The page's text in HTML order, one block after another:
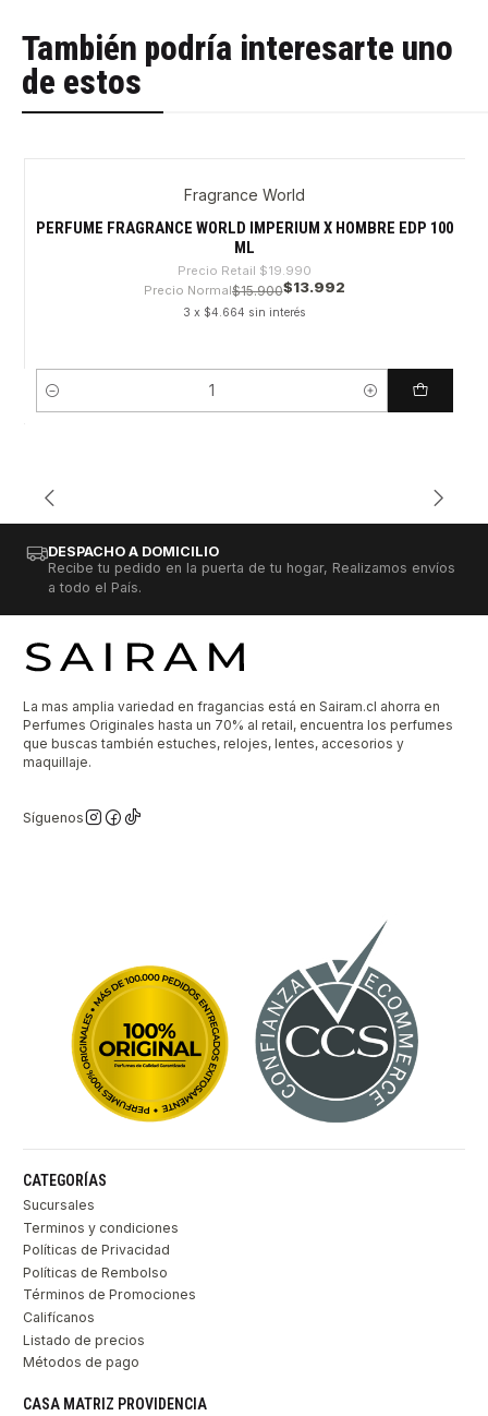
También podría interesarte uno
de estos
Fragrance World
PERFUME FRAGRANCE WORLD IMPERIUM X HOMBRE EDP 100
ML
Precio Retail $19.990
Precio Normal$15.900$13.992
3 x $4.664 sin interés
Cantidad
DESPACHO A DOMICILIO
Recibe tu pedido en la puerta de tu hogar, Realizamos envíos
a todo el País.
La mas amplia variedad en fragancias está en Sairam.cl ahorra en
Perfumes Originales hasta un 70% al retail, encuentra los perfumes
que buscas también estuches, relojes, lentes, accesorios y
maquillaje.
Síguenos
CATEGORÍAS
Sucursales
Terminos y condiciones
Políticas de Privacidad
Políticas de Rembolso
Términos de Promociones
Califícanos
Listado de precios
Métodos de pago
CASA MATRIZ PROVIDENCIA